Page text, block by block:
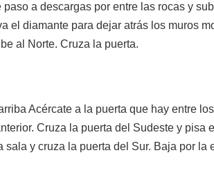
a descargas por entre las rocas y
el diamante para dejar atrás los muros
al Norte. Cruza la puerta.
Acércate a la puerta que hay entre
Cruza la puerta del Sudeste y
y cruza la puerta del Sur. Baja por